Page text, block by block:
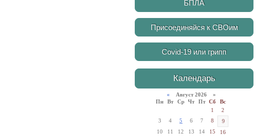
БПЛА
Присоединяйся к СВОим
Covid-19 или грипп
Календарь
« Август 2026 »
Пн
Вт Ср Чт Пт Сб
Вс
1
2
3
4 5 6 7 8
9
10
11 12 13 14 15 16